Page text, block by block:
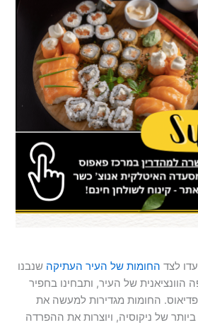
לצד החומות של העיר העתיקה שנבנו
16, בתקופה הוונציאנית של העיר, ותבחינו בחפיר
החומות מגדירות למעשה את
של ניקוסיה, ויוצרות את ההפרדה